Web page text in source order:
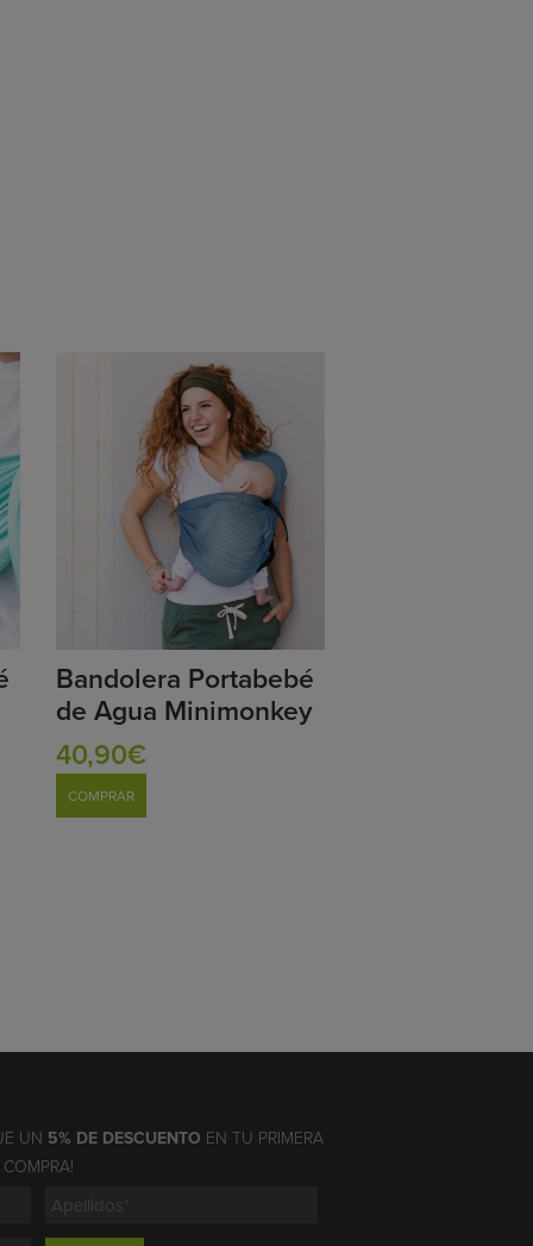
Bandolera Portabebé
de Agua Minimonkey
40,90€
COMPRAR
UN 5% DE DESCUENTO EN TU PRIMERA
COMPRA!